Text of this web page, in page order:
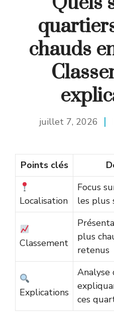
chauds
juillet 7, 2026
Points clés
Localisation
Focus
les plus
Classement
plus
retenus
Explications
Analyse
ces